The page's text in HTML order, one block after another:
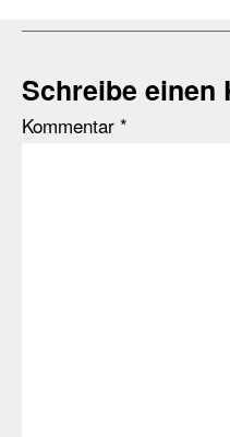
Schreibe einen
Kommentar *